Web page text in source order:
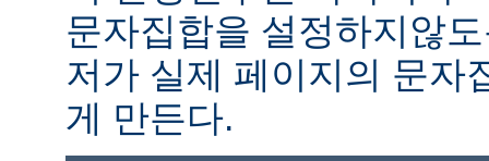
문자집합을 설정하지않
저가 실제 페이지의 문자
게 만든다.